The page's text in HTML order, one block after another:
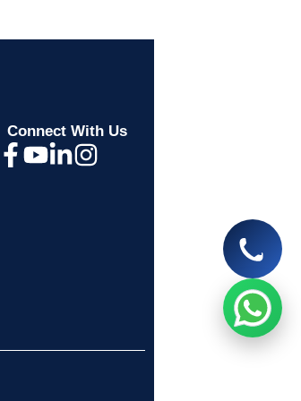
ব্যবসায়ীদের জন্য সম্পূর্ণ
Read More
Connect With Us